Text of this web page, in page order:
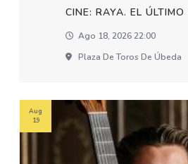
CINE: RAYA. EL
Ago 18, 2026 22:00
Plaza De Toros De Úbeda
Aug
19